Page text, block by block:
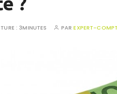
: 3MINUTES PAREXPERT-